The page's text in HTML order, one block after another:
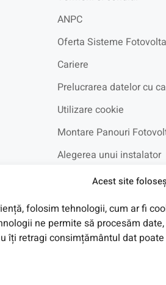
Acest site
folosim tehnologii, cum ar fi
ne permite să procesăm
îți retragi consimțământul dat
ANPC
Oferta Sisteme
Cariere
Prelucrarea datelor cu
Utilizare cookie
Montare Panouri
Alegerea unui instalator
Intrebari frecvente
Fotovoltaice in Rate